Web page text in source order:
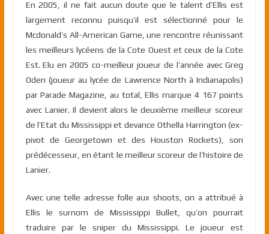
En 2005, il ne fait aucun doute que le talent d’Ellis est
largement reconnu puisqu’il est sélectionné pour le
Mcdonald’s All-American Game, une rencontre réunissant
les meilleurs lycéens de la Cote Ouest et ceux de la Cote
Est. Elu en 2005 co-meilleur joueur de l’année avec Greg
Oden (joueur au lycée de Lawrence North à Indianapolis)
par Parade Magazine, au total, Ellis marque 4 167 points
avec Lanier. Il devient alors le deuxième meilleur scoreur
de l’Etat du Mississippi et devance Othella Harrington (ex-
pivot de Georgetown et des Houston Rockets), son
prédécesseur, en étant le meilleur scoreur de l’histoire de
Lanier.
Avec une telle adresse folle aux shoots, on a attribué à
Ellis le surnom de Mississippi Bullet, qu’on pourrait
traduire par le sniper du Mississippi. Le joueur est